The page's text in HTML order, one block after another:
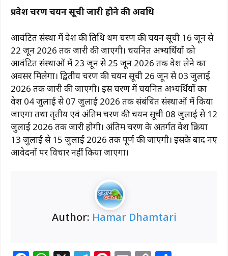
प्रवेश चरण चयन सूची जारी होने की अवधि
आवंटित संस्था में प्रवेश की तिथि प्रथम चरण की चयन सूची 16 जून से
22 जून 2026 तक जारी की जाएगी। चयनित अभ्यर्थियों को
आवंटित संस्थाओं में 23 जून से 25 जून 2026 तक प्रवेश लेने का
अवसर मिलेगा। द्वितीय चरण की चयन सूची 26 जून से 03 जुलाई
2026 तक जारी की जाएगी। इस चरण में चयनित अभ्यर्थियों का
प्रवेश 04 जुलाई से 07 जुलाई 2026 तक संबंधित संस्थाओं में किया
जाएगा तथा तृतीय एवं अंतिम चरण की चयन सूची 08 जुलाई से 12
जुलाई 2026 तक जारी होगी। अंतिम चरण के अंतर्गत प्रवेश प्रक्रिया
13 जुलाई से 15 जुलाई 2026 तक पूर्ण की जाएगी। इसके बाद नए
आवेदनों पर विचार नहीं किया जाएगा।
Author: Hamar Dhamtari